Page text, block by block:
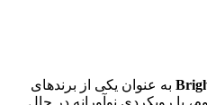
به‌ عنوان یکی از برندهای